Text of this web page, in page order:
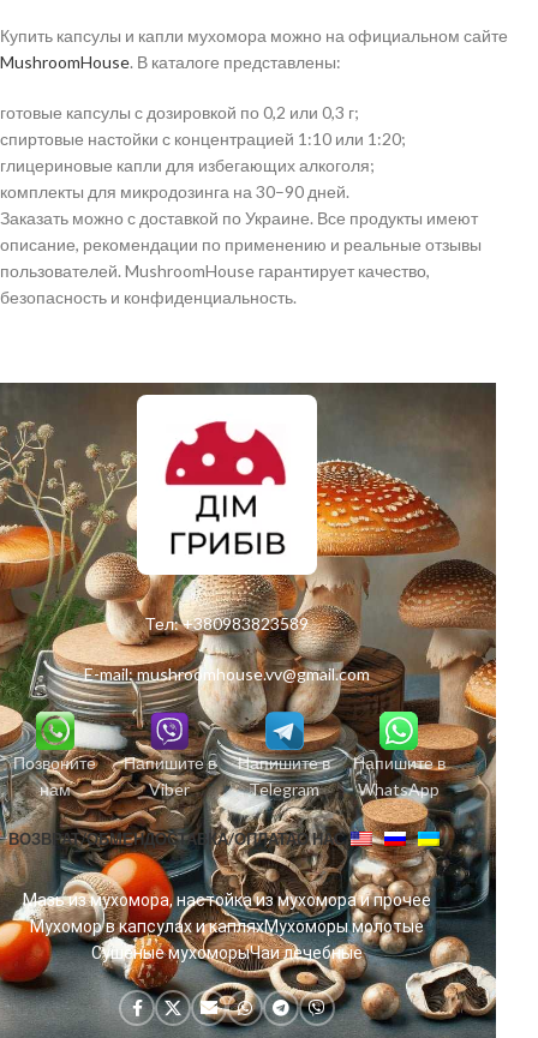
Купить капсулы и капли мухомора можно на официальном сайте
MushroomHouse. В каталоге представлены:
готовые капсулы с дозировкой по 0,2 или 0,3 г;
спиртовые настойки с концентрацией 1:10 или 1:20;
глицериновые капли для избегающих алкоголя;
комплекты для микродозинга на 30–90 дней.
Заказать можно с доставкой по Украине. Все продукты имеют
описание, рекомендации по применению и реальные отзывы
пользователей. MushroomHouse гарантирует качество,
безопасность и конфиденциальность.
Тел:+380983823589
E-mail:mushroomhouse.vv@gmail.com
Позвоните
нам
Напишите в
Viber
Напишите в
Telegram
Напишите в
WhatsApp
ВОЗВРАТ/ОБМЕНДОСТАВКА/ОПЛАТАО НАС
Мазь из мухомора, настойка из мухомора и прочее
Мухомор в капсулах и капляхМухоморы молотые
Сушеные мухоморыЧаи лечебные